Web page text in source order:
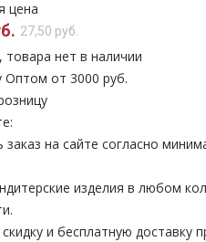
цена
27,50 руб.
товара нет в наличии
Оптом от 3000 руб.
на сайте согласно
изделия в любом
и бесплатную доставку